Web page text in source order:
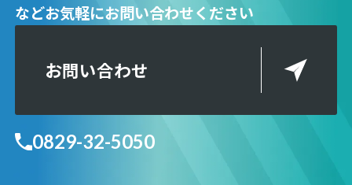
などお気軽にお問い合わせください
お問い合わせ
0829-32-5050